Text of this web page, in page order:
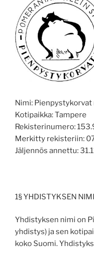
Nimi: Pienpystykorvat
Kotipaikka:Tampere
Rekisterinumero:
Merkitty rekisteriin:
Jäljennös annettu:
1§ YHDISTYKSEN
Yhdistyksen nimi on
yhdistys) ja sen
koko Suomi.